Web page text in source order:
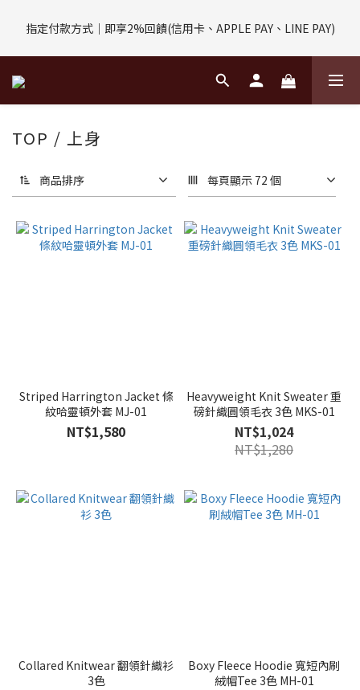
金
指定付款方式｜即享2%回饋(信用卡、APPLE PAY、LINE PAY)
評價回饋｜訂單完成後7天內填寫5字以上評價，即可獲得$30購物
TOP / 上身
商品排序 每頁顯示 72 個
Striped Harrington Jacket 條
紋哈靈頓外套 MJ-01
NT$1,580
Heavyweight Knit Sweater 重
磅針織圓領毛衣 3色 MKS-01
NT$1,024
NT$1,280
Collared Knitwear 翻領針織衫
3色
Boxy Fleece Hoodie 寬短內刷
絨帽Tee 3色 MH-01